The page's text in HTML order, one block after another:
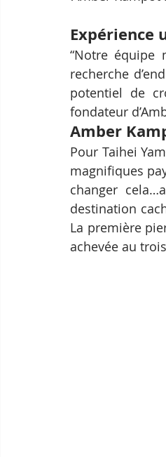
Expérience
“Notre équipe
recherche
potentiel de
fondateur
Amber
Pour Taihei
magnifiques
changer
destination
La première
achevée au